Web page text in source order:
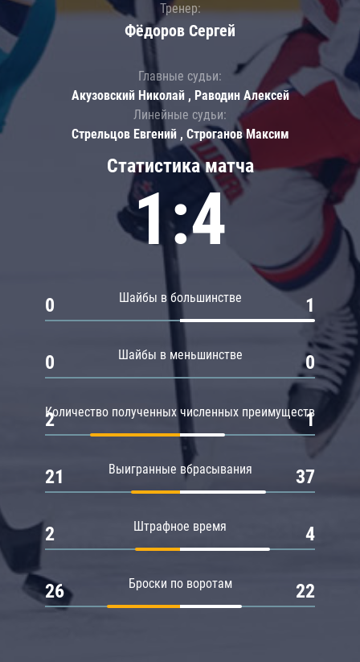
Статистика матча
1:4
Шайбы в большинстве
0 1
Шайбы в меньшинстве
0 0
Количество полученных численных преимуществ
2 1
Выигранные вбрасывания
21 37
Штрафное время
2 4
Броски по воротам
26 22
Тренер:
Фёдоров Сергей
Главные судьи:
Акузовский Николай , Раводин Алексей
Линейные судьи:
Стрельцов Евгений , Строганов Максим